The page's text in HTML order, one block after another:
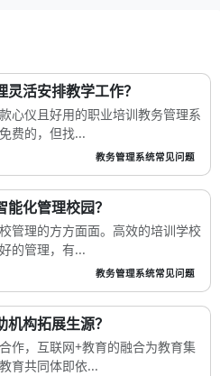
活安排教学工作？
心仪且好用的职业培训教务管理系
费的，但找...
教务管理系统常见问题
化管理校园？
管理的方方面面。高效的培训学校
的管理，有...
教务管理系统常见问题
构拓展生源？
作，互联网+教育的融合为教育集
育共同体即依...